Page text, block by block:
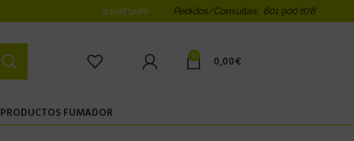
WHATSAPP Pedidos/Consultas: 601 900 878
0 0,00€
PRODUCTOS FUMADOR